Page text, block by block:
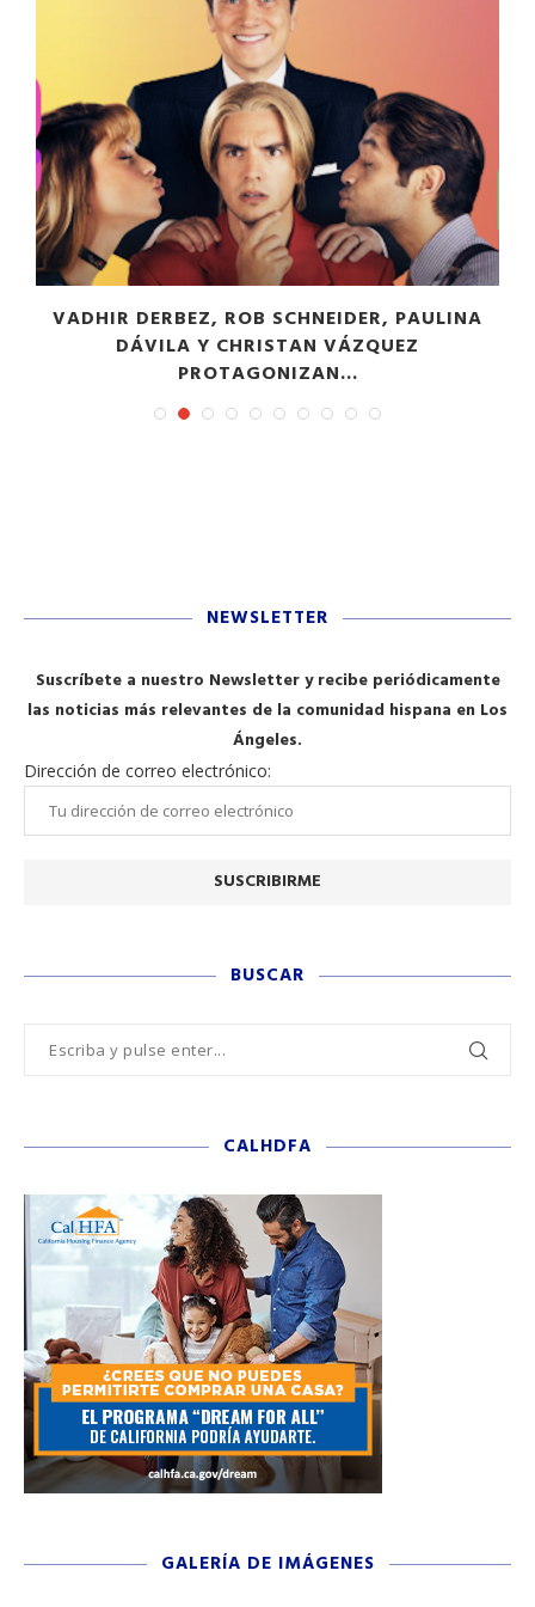
VADHIR DERBEZ, ROB SCHNEIDER, PAULINA
DÁVILA Y CHRISTAN VÁZQUEZ
PROTAGONIZAN...
NEWSLETTER
Suscríbete a nuestro Newsletter y recibe periódicamente
las noticias más relevantes de la comunidad hispana en Los
Ángeles.
Dirección de correo electrónico:
BUSCAR
CALHDFA
GALERÍA DE IMÁGENES